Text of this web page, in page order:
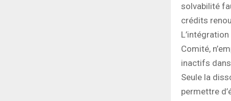
solvabilité
crédits
Comité,
inactifs
Seule la
permettre